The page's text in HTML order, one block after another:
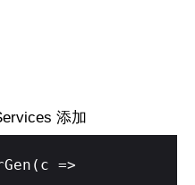
添加
=>